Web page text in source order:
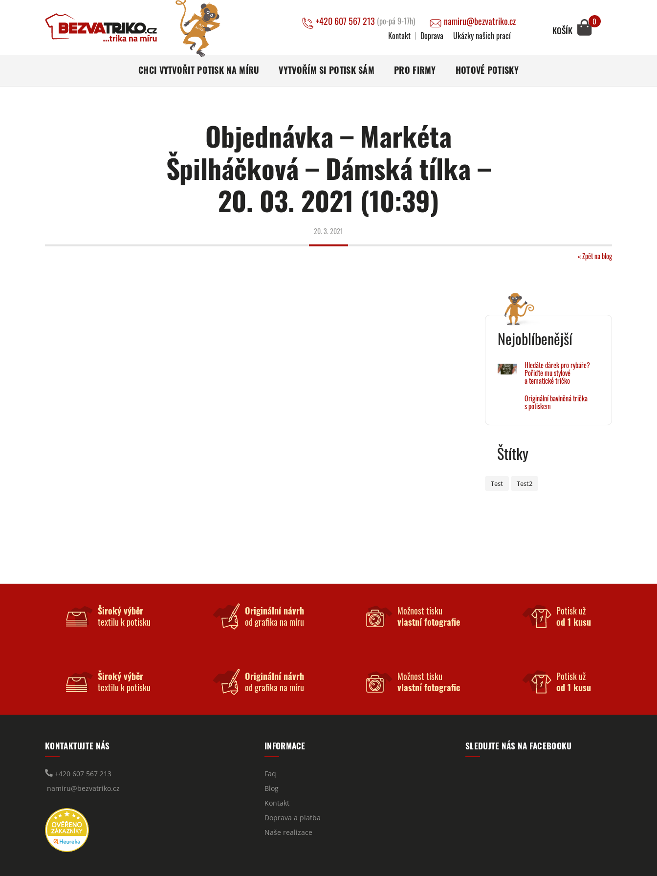
+420 607 567 213 (po-pá 9-17h) namiru@bezvatriko.cz
Kontakt Doprava Ukázky našich prací KOŠÍK
0
CHCI VYTVOŘIT POTISK NA MÍRU VYTVOŘÍM SI POTISK SÁM PRO FIRMY HOTOVÉ POTISKY
Objednávka – Markéta
Špilháčková – Dámská tílka –
20. 03. 2021 (10:39)
20. 3. 2021
« Zpět na blog
Nejoblíbenější
Hledáte dárek pro rybáře?
Pořiďte mu stylové
a tematické tričko
Originální bavlněná trička
s potiskem
Štítky
Test Test2
Široký výběr
textilu k potisku
Originální návrh
od grafika na míru
Možnost tisku
vlastní fotografie
Potisk už
od 1 kusu
Široký výběr
textilu k potisku
Originální návrh
od grafika na míru
Možnost tisku
vlastní fotografie
Potisk už
od 1 kusu
KONTAKTUJTE NÁS
+420 607 567 213
namiru@bezvatriko.cz
INFORMACE
Faq
Blog
Kontakt
Doprava a platba
Naše realizace
SLEDUJTE NÁS NA FACEBOOKU